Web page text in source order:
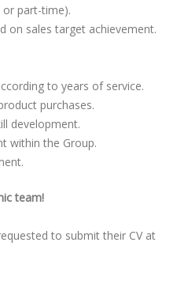
or part-time).
on sales target achievement.
to years of service.
purchases.
development.
within the Group.
team!
to submit their CV at